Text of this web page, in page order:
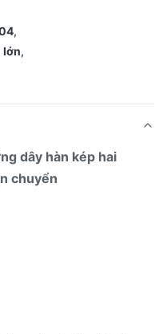
,
lớn,
dây hàn kép hai
chuyển